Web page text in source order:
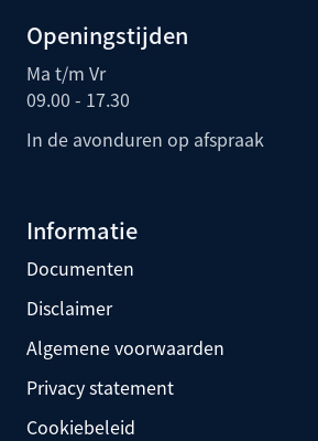
Openingstijden
Ma t/m Vr
09.00 - 17.30
In de avonduren op afspraak
Informatie
Documenten
Disclaimer
Algemene voorwaarden
Privacy statement
Cookiebeleid